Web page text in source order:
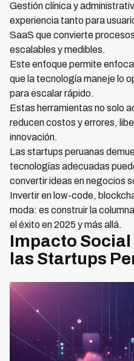
Gestión clínica y
experiencia tanto para
SaaS que convierte
escalables y medibles.
Este enfoque permite
que la tecnología maneje lo
para escalar rápido.
Estas herramientas no solo
reducen costos y errores,
innovación.
Las startups peruanas
tecnologías adecuadas
convertir ideas en negocios
Invertir en low-code,
moda: es construir la
el éxito en 2025 y más allá.
Impacto
las Startups